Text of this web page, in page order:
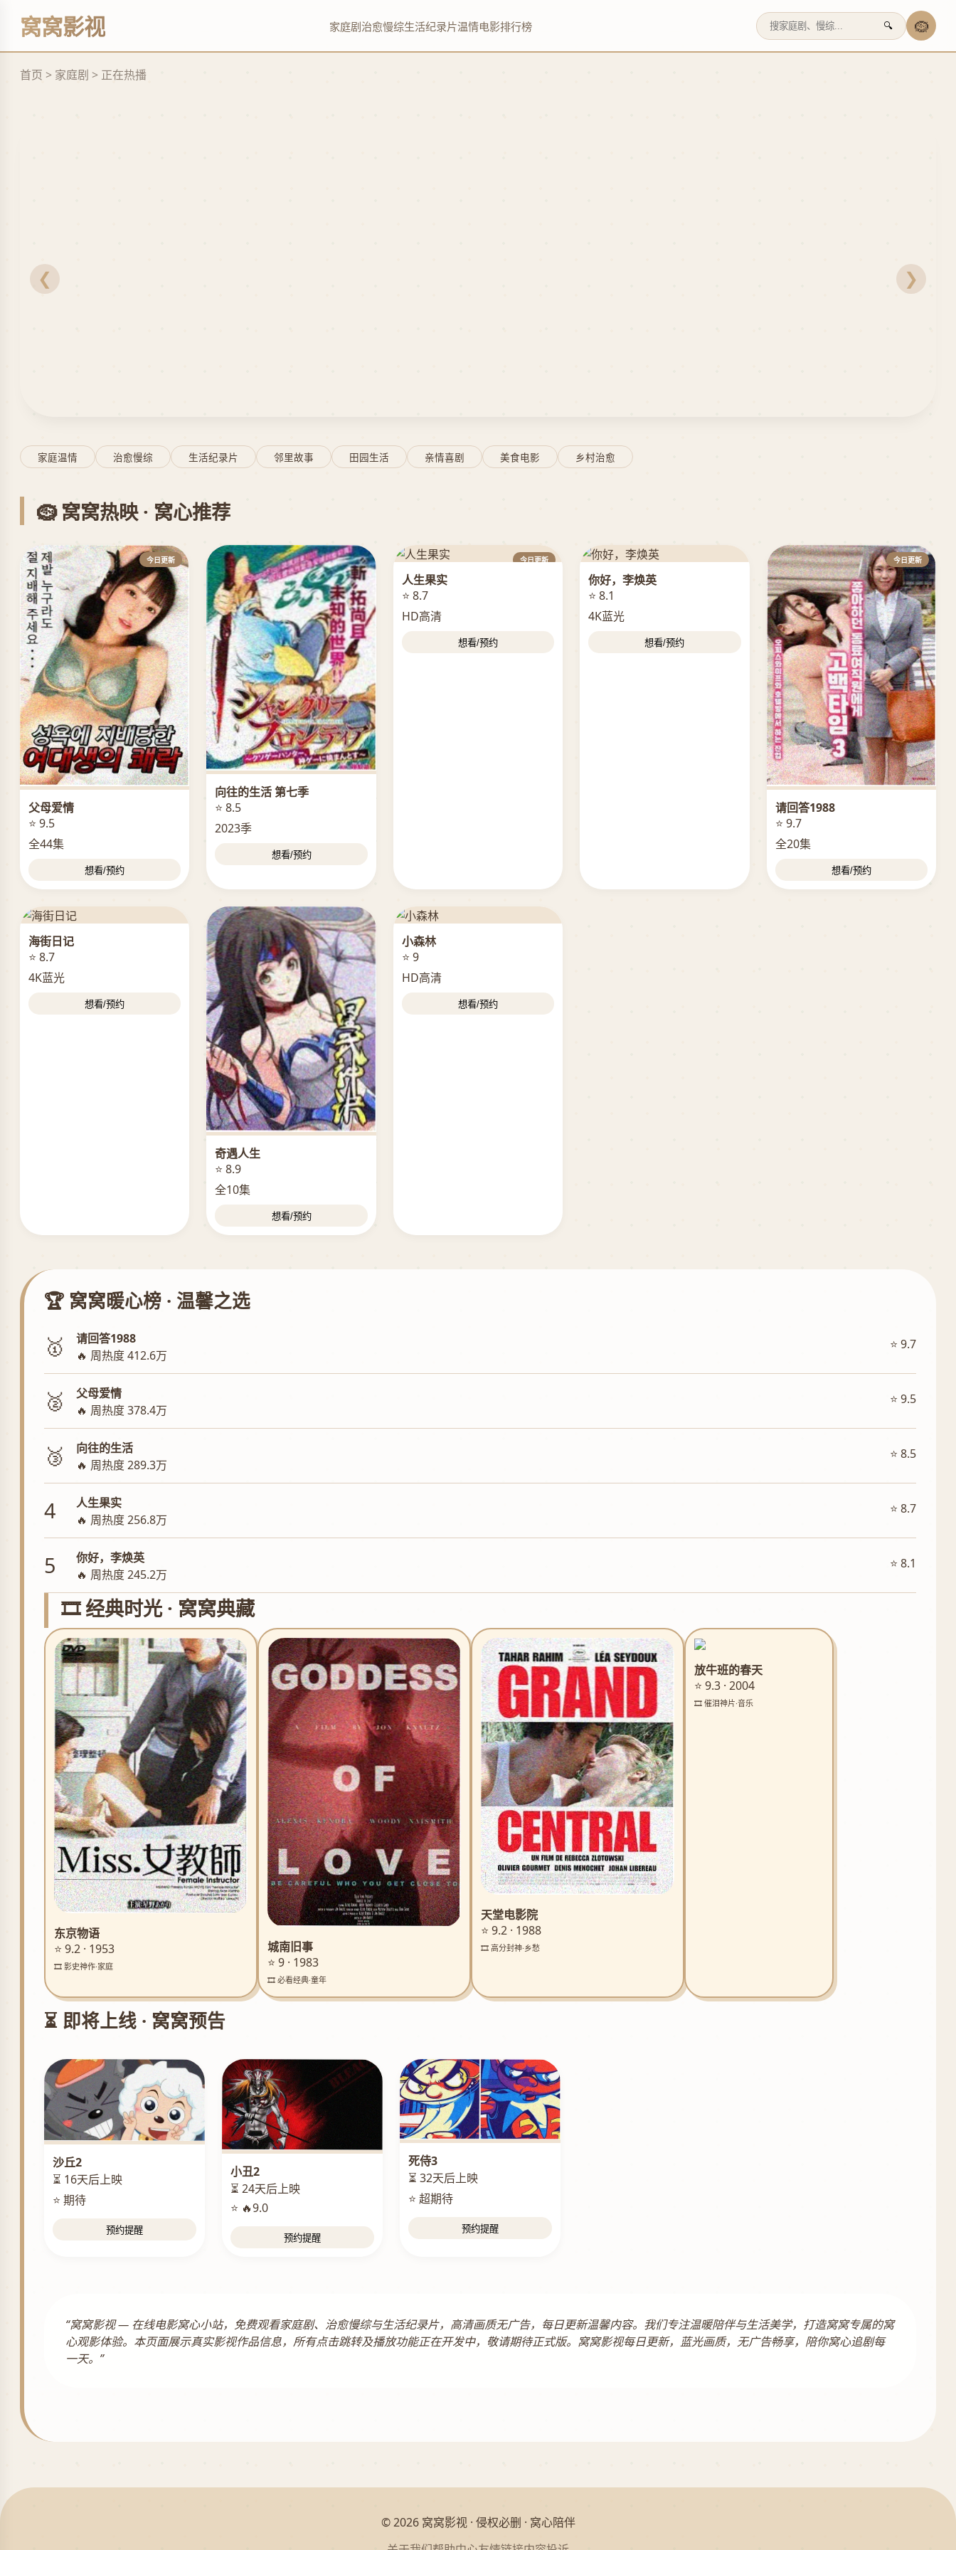
窝窝影视 家庭剧 治愈慢综生活纪录片温情电影排行榜 🔍 🪹
首页 > 家庭剧 > 正在热播
立
观
看
❮ ❯
家庭温情 治愈慢综 生活纪录片 邻里故事 田园生活 亲情喜剧 美食电影 乡村治愈
🪹 窝窝热映 · 窝心推荐
今日更新
父母爱情
⭐ 9.5
全44集
想看/预约
向往的生活 第七季
⭐ 8.5
2023季
想看/预约
今日更新
人生果实
⭐ 8.7
HD高清
想看/预约
你好，李焕英
⭐ 8.1
4K蓝光
想看/预约
今日更新
请回答1988
⭐ 9.7
全20集
想看/预约
海街日记
⭐ 8.7
4K蓝光
想看/预约
奇遇人生
⭐ 8.9
全10集
想看/预约
小森林
⭐ 9
HD高清
想看/预约
🏆 窝窝暖心榜 · 温馨之选
🥇
请回答1988
🔥 周热度 412.6万
⭐ 9.7
🥈
父母爱情
🔥 周热度 378.4万
⭐ 9.5
🥉
向往的生活
🔥 周热度 289.3万
⭐ 8.5
4
人生果实
🔥 周热度 256.8万
⭐ 8.7
5
你好，李焕英
🔥 周热度 245.2万
⭐ 8.1
🎞️ 经典时光 · 窝窝典藏
东京物语
⭐ 9.2 · 1953
🎞️ 影史神作·家庭
城南旧事
⭐ 9 · 1983
🎞️ 必看经典·童年
天堂电影院
⭐ 9.2 · 1988
🎞️ 高分封神·乡愁
放牛班的春天
⭐ 9.3 · 2004
🎞️ 催泪神片·音乐
⏳ 即将上线 · 窝窝预告
沙丘2
⏳ 16天后上映
⭐ 期待
预约提醒
小丑2
⏳ 24天后上映
⭐ 🔥9.0
预约提醒
死侍3
⏳ 32天后上映
⭐ 超期待
预约提醒
“窝窝影视 — 在线电影窝心小站，免费观看家庭剧、治愈慢综与生活纪录片，高清画质无广告，每日更新温馨内容。我们专注温暖陪伴与生活美学，打造窝窝专属的窝
心观影体验。本页面展示真实影视作品信息，所有点击跳转及播放功能正在开发中，敬请期待正式版。窝窝影视每日更新，蓝光画质，无广告畅享，陪你窝心追剧每
一天。”
© 2026 窝窝影视 · 侵权必删 · 窝心陪伴